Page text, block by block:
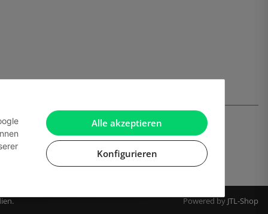
Alle akzeptieren
Konfigurieren
Powered by JTL-Shop